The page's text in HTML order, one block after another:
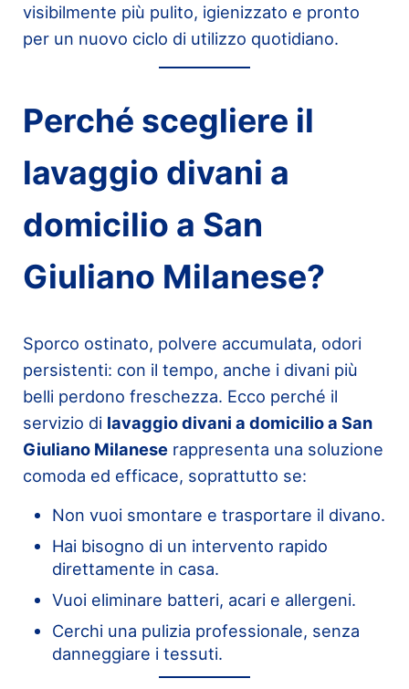
visibilmente più pulito, igienizzato e pronto
per un nuovo ciclo di utilizzo quotidiano.
Perché scegliere il
lavaggio divani a
domicilio a San
Giuliano Milanese?
Sporco ostinato, polvere accumulata, odori
persistenti: con il tempo, anche i divani più
belli perdono freschezza. Ecco perché il
servizio di lavaggio divani a domicilio a San
Giuliano Milaneserappresenta una soluzione
comoda ed efficace, soprattutto se:
Non vuoi smontare e trasportare il divano.
Hai bisogno di un intervento rapido
direttamente in casa.
Vuoi eliminare batteri, acari e allergeni.
Cerchi una pulizia professionale, senza
danneggiare i tessuti.